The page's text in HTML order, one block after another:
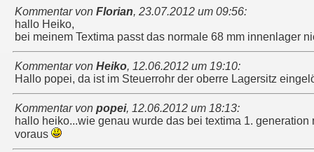
Kommentar von Florian, 23.07.2012 um 09:56:
hallo Heiko,
bei meinem Textima passt das normale 68 mm innenlager
Kommentar von Heiko, 12.06.2012 um 19:10:
Hallo popei, da ist im Steuerrohr der oberre Lagersitz
Kommentar von popei, 12.06.2012 um 18:13:
hallo heiko...wie genau wurde das bei textima 1.
voraus